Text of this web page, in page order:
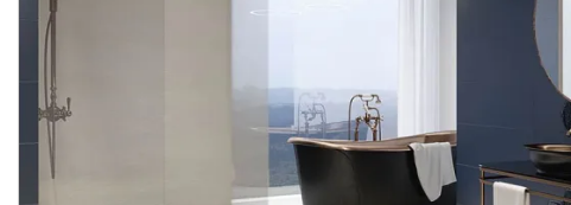
Виробник:
URBAN COLOURS
Виробник:
Колекція:
URBAN COLOURS
Під замовлення